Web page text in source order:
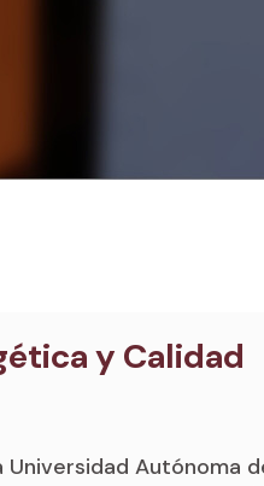
y Calidad
Universidad Autónoma